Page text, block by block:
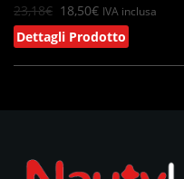
23,18€ 18,50€ IVA inclusa
Dettagli Prodotto